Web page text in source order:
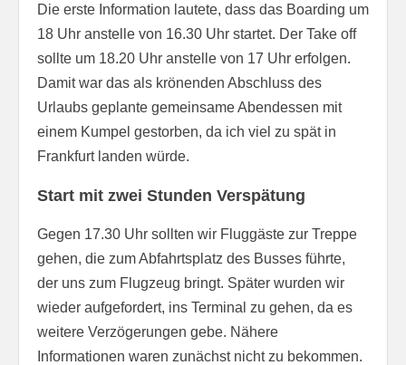
Die erste Information lautete, dass das Boarding um
18 Uhr anstelle von 16.30 Uhr startet. Der Take off
sollte um 18.20 Uhr anstelle von 17 Uhr erfolgen.
Damit war das als krönenden Abschluss des
Urlaubs geplante gemeinsame Abendessen mit
einem Kumpel gestorben, da ich viel zu spät in
Frankfurt landen würde.
Start mit zwei Stunden Verspätung
Gegen 17.30 Uhr sollten wir Fluggäste zur Treppe
gehen, die zum Abfahrtsplatz des Busses führte,
der uns zum Flugzeug bringt. Später wurden wir
wieder aufgefordert, ins Terminal zu gehen, da es
weitere Verzögerungen gebe. Nähere
Informationen waren zunächst nicht zu bekommen.